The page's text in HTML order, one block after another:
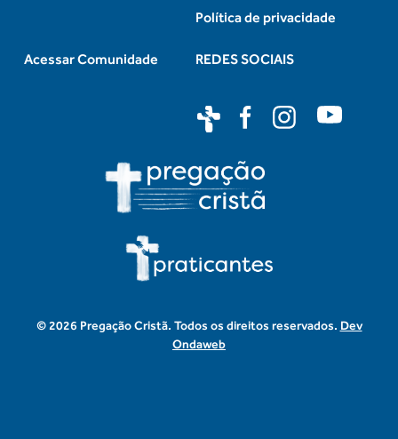
Política de privacidade
Acessar Comunidade REDES SOCIAIS
© 2026 Pregação Cristã. Todos os direitos reservados. Dev
Ondaweb